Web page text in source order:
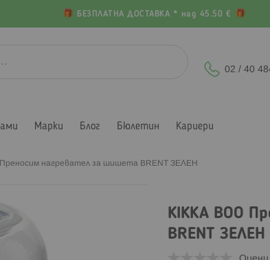
БЕЗПЛАТНА ДОСТАВКА * над 45.50 €
02 / 40
Марки Блог Бюлетин Кариери
Преносим нагревател за шишета BRENT ЗЕЛЕН
KIKKA BOO
BRENT ЗЕЛЕН